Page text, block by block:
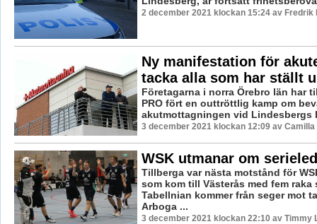
2 december 2021 klockan 15:24 av Fredrik
Ny manifestation för
tacka alla som har ställt
Företagarna i norra Örebro län har
PRO fört en outtröttlig kamp om
akutmottagningen vid Lindesbergs
3 december 2021 klockan 12:09 av Camilla
WSK utmanar om
Tillberga var nästa motstånd för
som kom till Västerås med fem raka
Tabellnian kommer från seger mot
Arboga ...
3 december 2021 klockan 22:10 av Timmy